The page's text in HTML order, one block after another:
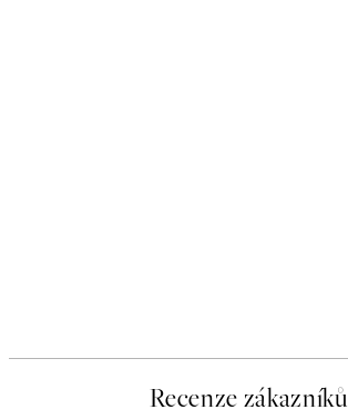
Recenze zákazníků